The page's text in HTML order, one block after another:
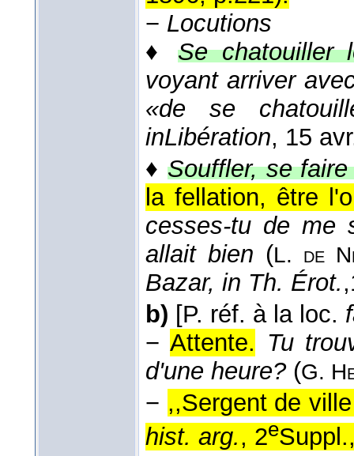
− Locutions
♦Se chatouiller
voyant arriver
«de se
inLibération, 15
♦Souffler, se
la fellation, être
cesses-tu de me
allait bien (L. de
Bazar, in Th. Érot.,
b) [P. réf. à la loc.
− Attente. Tu
d'une heure?(G.
− ,,Sergent de
hist. arg., 2e